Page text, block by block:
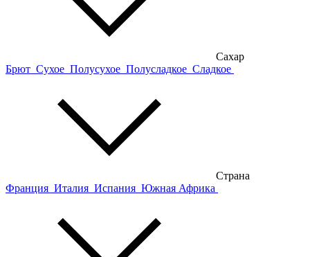
Сахар
Брют Сухое Полусухое Полусладкое Сладкое
Страна
Франция Италия Испания Южная Африка